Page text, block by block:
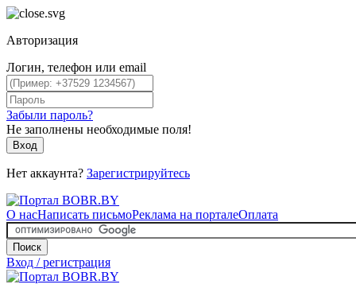
Авторизация
Логин, телефон или email
Забыли пароль?
Не заполнены необходимые поля!
Вход
Нет аккаунта? Зарегистрируйтесь
О насНаписать письмоРеклама на порталеОплата
Поиск
Вход / регистрация